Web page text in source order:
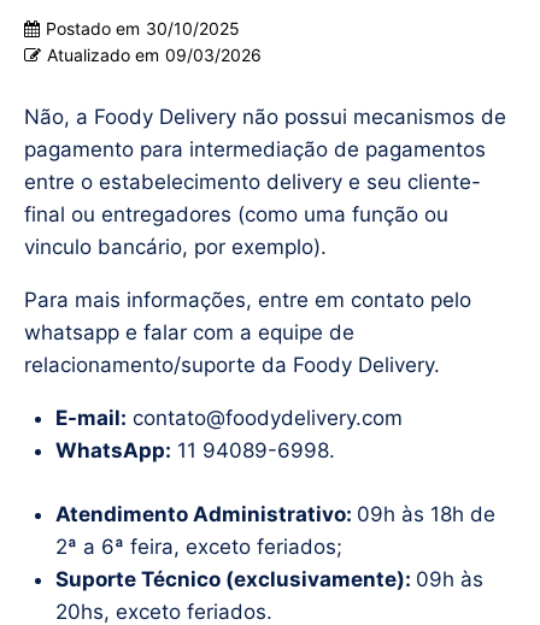
Postado em 30/10/2025
Atualizado em 09/03/2026
Não, a Foody Delivery não possui mecanismos de
pagamento para intermediação de pagamentos
entre o estabelecimento delivery e seu cliente-
final ou entregadores (como uma função ou
vinculo bancário, por exemplo).
Para mais informações, entre em contato pelo
whatsapp e falar com a equipe de
relacionamento/suporte da Foody Delivery.
E-mail: contato@foodydelivery.com
WhatsApp: 11 94089-6998.
Atendimento Administrativo: 09h às 18h de
2ª a 6ª feira, exceto feriados;
Suporte Técnico (exclusivamente): 09h às
20hs, exceto feriados.